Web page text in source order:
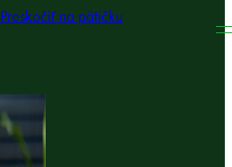
Preskočiť na pätičku